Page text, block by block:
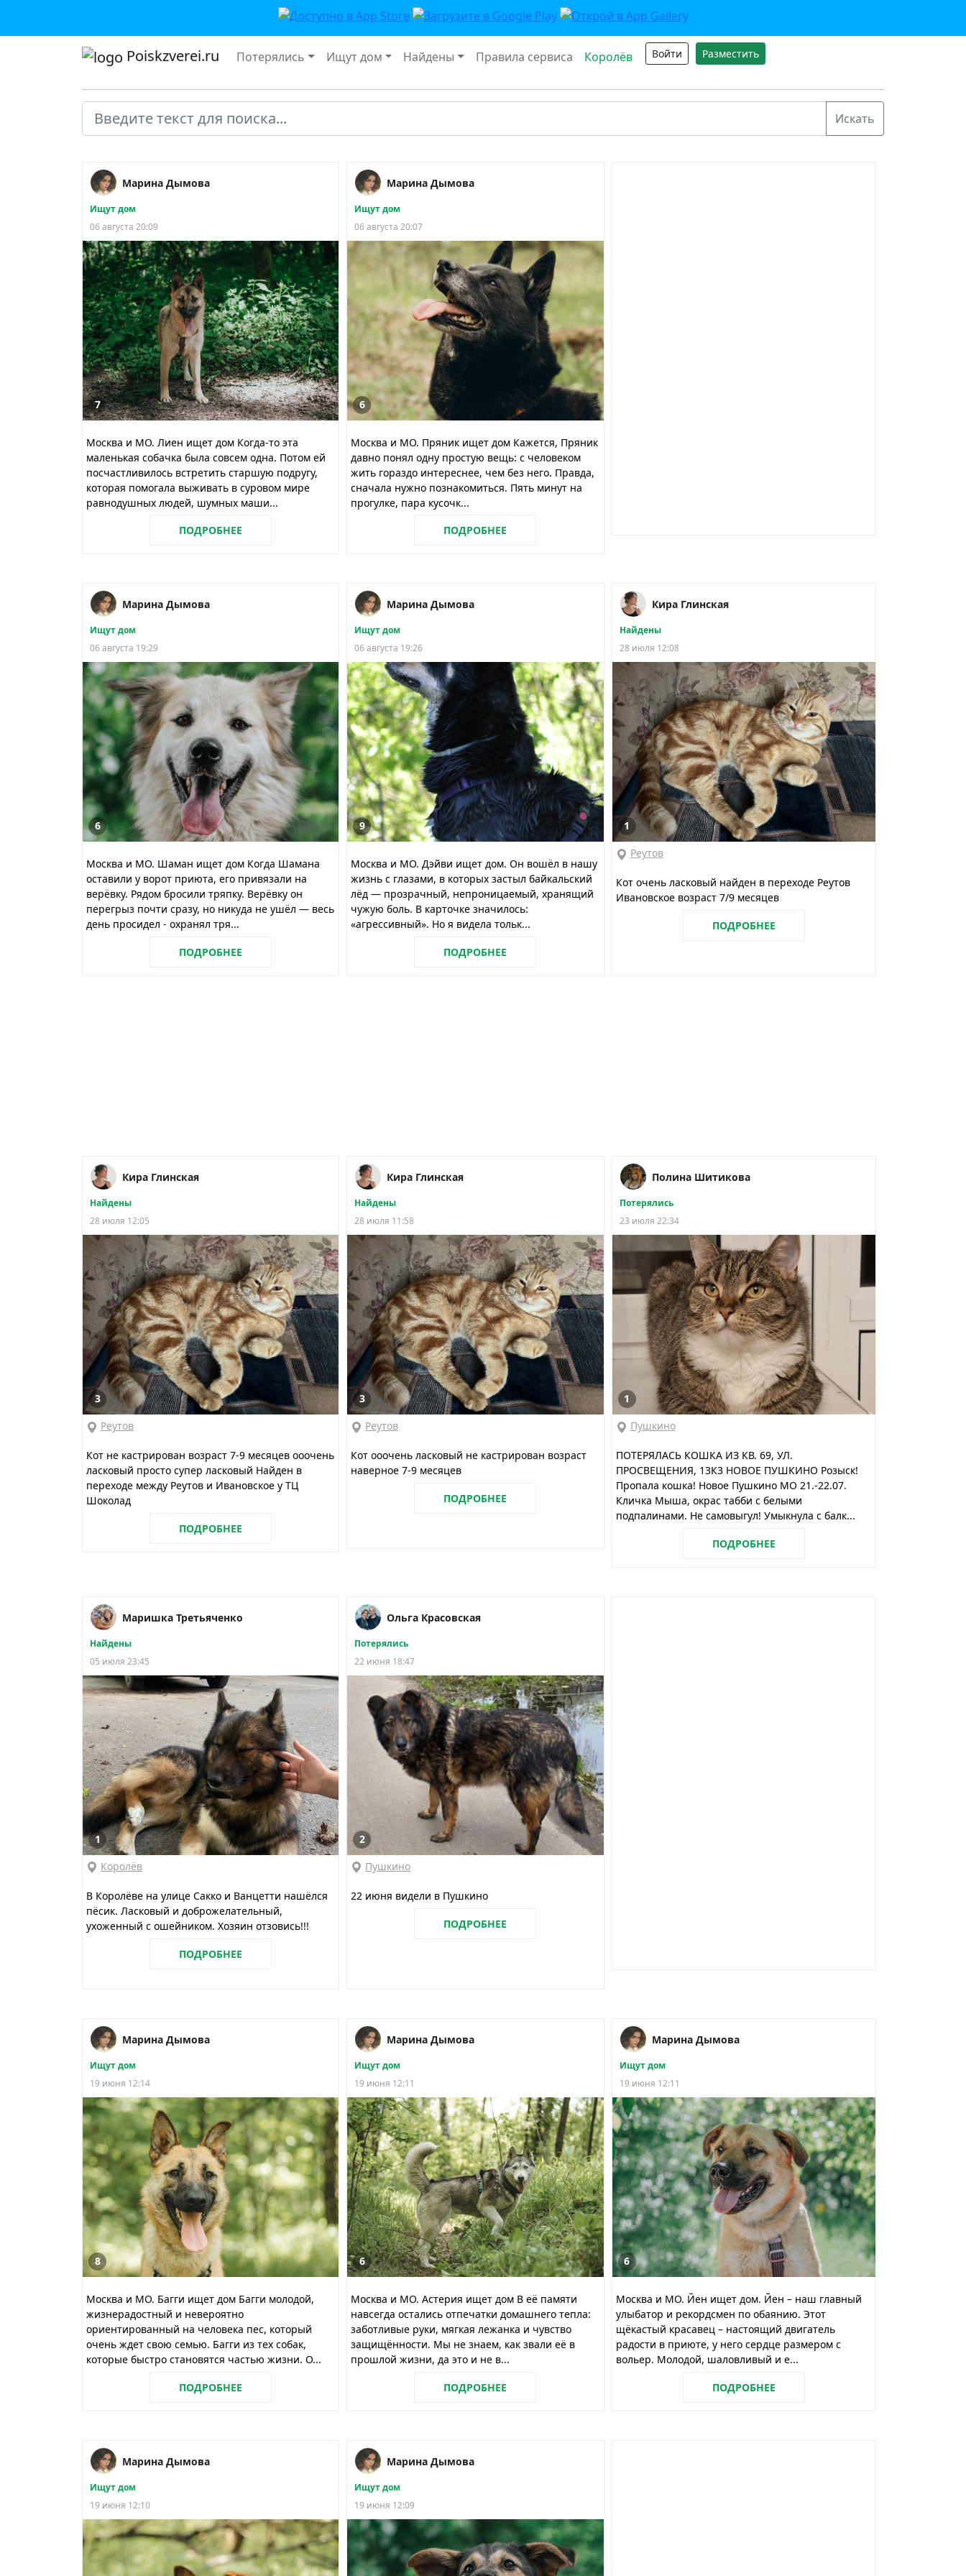
Poiskzverei.ru Потерялись Ищут дом Найдены Правила сервиса Королёв Войти Разместить
Марина Дымова
Ищут дом
06 августа 20:09
7
Москва и МО. Лиен ищет дом Когда-то эта
маленькая собачка была совсем одна. Потом ей
посчастливилось встретить старшую подругу,
которая помогала выживать в суровом мире
равнодушных людей, шумных маши...
ПОДРОБНЕЕ
Марина Дымова
Ищут дом
06 августа 20:07
6
Москва и МО. Пряник ищет дом Кажется, Пряник
давно понял одну простую вещь: с человеком
жить гораздо интереснее, чем без него. Правда,
сначала нужно познакомиться. Пять минут на
прогулке, пара кусочк...
ПОДРОБНЕЕ
Марина Дымова
Ищут дом
06 августа 19:29
6
Москва и МО. Шаман ищет дом Когда Шамана
оставили у ворот приюта, его привязали на
верёвку. Рядом бросили тряпку. Верёвку он
перегрыз почти сразу, но никуда не ушёл — весь
день просидел - охранял тря...
ПОДРОБНЕЕ
Марина Дымова
Ищут дом
06 августа 19:26
9
Москва и МО. Дэйви ищет дом. Он вошёл в нашу
жизнь с глазами, в которых застыл байкальский
лёд — прозрачный, непроницаемый, хранящий
чужую боль. В карточке значилось:
«агрессивный». Но я видела тольк...
ПОДРОБНЕЕ
Кира Глинская
Найдены
28 июля 12:08
1
Реутов
Кот очень ласковый найден в переходе Реутов
Ивановское возраст 7/9 месяцев
ПОДРОБНЕЕ
Кира Глинская
Найдены
28 июля 12:05
3
Реутов
Кот не кастрирован возраст 7-9 месяцев ооочень
ласковый просто супер ласковый Найден в
переходе между Реутов и Ивановское у ТЦ
Шоколад
ПОДРОБНЕЕ
Кира Глинская
Найдены
28 июля 11:58
3
Реутов
Кот ооочень ласковый не кастрирован возраст
наверное 7-9 месяцев
ПОДРОБНЕЕ
Полина Шитикова
Потерялись
23 июля 22:34
1
Пушкино
ПОТЕРЯЛАСЬ КОШКА ИЗ КВ. 69, УЛ.
ПРОСВЕЩЕНИЯ, 13К3 НОВОЕ ПУШКИНО Розыск!
Пропала кошка! Новое Пушкино МО 21.-22.07.
Кличка Мыша, окрас табби с белыми
подпалинами. Не самовыгул! Умыкнула с балк...
ПОДРОБНЕЕ
Маришка Третьяченко
Найдены
05 июля 23:45
1
Королёв
В Королёве на улице Сакко и Ванцетти нашёлся
пёсик. Ласковый и доброжелательный,
ухоженный с ошейником. Хозяин отзовись!!!
ПОДРОБНЕЕ
Ольга Красовская
Потерялись
22 июня 18:47
2
Пушкино
22 июня видели в Пушкино
ПОДРОБНЕЕ
Марина Дымова
Ищут дом
19 июня 12:14
8
Москва и МО. Багги ищет дом Багги молодой,
жизнерадостный и невероятно
ориентированный на человека пес, который
очень ждет свою семью. Багги из тех собак,
которые быстро становятся частью жизни. О...
ПОДРОБНЕЕ
Марина Дымова
Ищут дом
19 июня 12:11
6
Москва и МО. Астерия ищет дом В её памяти
навсегда остались отпечатки домашнего тепла:
заботливые руки, мягкая лежанка и чувство
защищённости. Мы не знаем, как звали её в
прошлой жизни, да это и не в...
ПОДРОБНЕЕ
Марина Дымова
Ищут дом
19 июня 12:11
6
Москва и МО. Йен ищет дом. Йен – наш главный
улыбатор и рекордсмен по обаянию. Этот
щёкастый красавец – настоящий двигатель
радости в приюте, у него сердце размером с
вольер. Молодой, шаловливый и е...
ПОДРОБНЕЕ
Марина Дымова
Ищут дом
19 июня 12:10
Марина Дымова
Ищут дом
19 июня 12:09